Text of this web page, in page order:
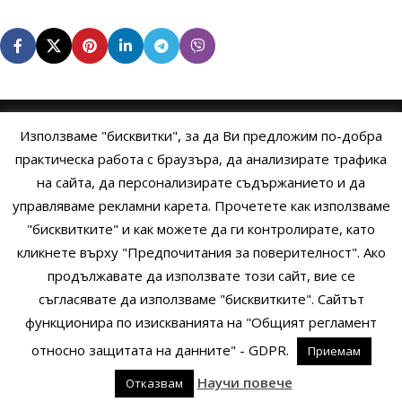
ОБЩИ УСЛОВИЯ УСЛОВИЯ И ПРАВИЛА
ПОЛИТИКА НА БИСКВИТКИТЕПОЛИТИКА ЗА ПОВЕРИТЕЛНОСТ
Copyright © 2014 - 2024 Zigifly.com — Developed by We Work With
You
Използваме "бисквитки", за да Ви предложим по-добра
практическа работа с браузъра, да анализирате трафика
на сайта, да персонализирате съдържанието и да
управляваме рекламни карета. Прочетете как използваме
"бисквитките" и как можете да ги контролирате, като
кликнете върху "Предпочитания за поверителност". Ако
продължавате да използвате този сайт, вие се
съгласявате да използваме "бисквитките". Сайтът
функционира по изискванията на "Общият регламент
относно защитата на данните" - GDPR.
Приемам
Отказвам
Научи повече